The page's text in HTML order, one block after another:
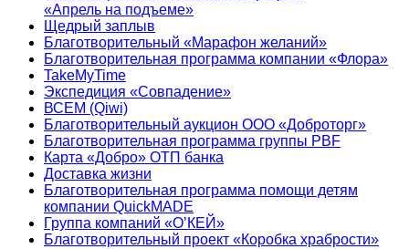
«Апрель на подъеме»
Щедрый заплыв
Благотворительный «Марафон желаний»
Благотворительная программа компании «Флора»
TakeMyTime
Экспедиция «Совпадение»
ВСЕМ (Qiwi)
Благотворительный аукцион ООО «Доброторг»
Благотворительная программа группы PBF
Карта «Добро» ОТП банка
Доставка жизни
Благотворительная программа помощи детям
компании QuickMADE
Группа компаний «О’КЕЙ»
Благотворительный проект «Коробка храбрости»